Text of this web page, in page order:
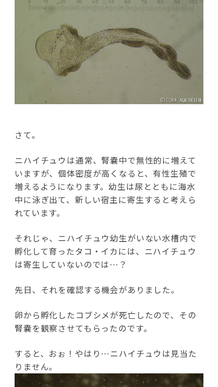
さて。
ニハイチュウは通常、腎嚢中で無性的に増えて
いますが、個体密度が高くなると、有性生殖で
増えるようになります。幼生は尿とともに海水
中に泳ぎ出て、新しい宿主に寄生すると考えら
れています。
それじゃ、ニハイチュウ幼生がいない水槽内で
孵化して育ったタコ・イカには、ニハイチュウ
は寄生していないのでは…？
先日、それを確認する機会がありました。
卵から孵化したコブシメが死亡したので、その
腎嚢を観察させてもらったのです。
すると、おぉ！やはり…ニハイチュウは見当た
りません。